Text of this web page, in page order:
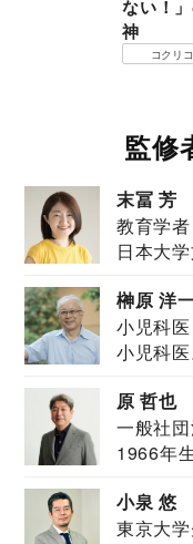
ない！
神
コクリコ
監修
末冨 芳
教育学
日本大
榊原 洋
小児科
小児科
原 哲也
一般社
JAPAN
1966年
小泉 悠
東京大